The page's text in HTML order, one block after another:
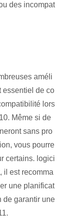
des incompat
améli
essentiel de co
lors
Même si de
sans pro
vous pourre
certains. logici
il est recomma
une planificat
de garantir une